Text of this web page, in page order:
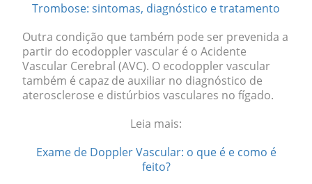
Trombose: sintomas, diagnóstico e tratamento
Outra condição que também pode ser prevenida a
partir do ecodoppler vascular é o Acidente
Vascular Cerebral (AVC). O ecodoppler vascular
também é capaz de auxiliar no diagnóstico de
aterosclerose e distúrbios vasculares no fígado.
Leia mais:
Exame de Doppler Vascular: o que é e como é
feito?